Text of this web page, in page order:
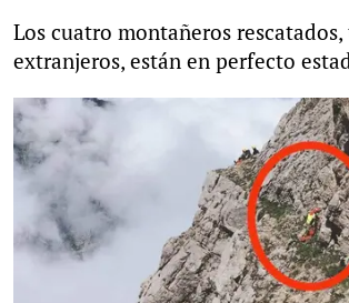
Los cuatro montañeros
extranjeros, están en perfecto